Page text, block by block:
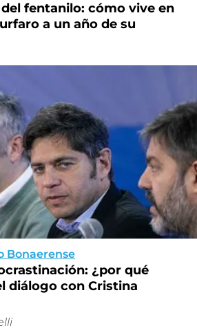
fentanilo: cómo vive en
a un año de su
Bonaerense
¿por qué
diálogo con Cristina